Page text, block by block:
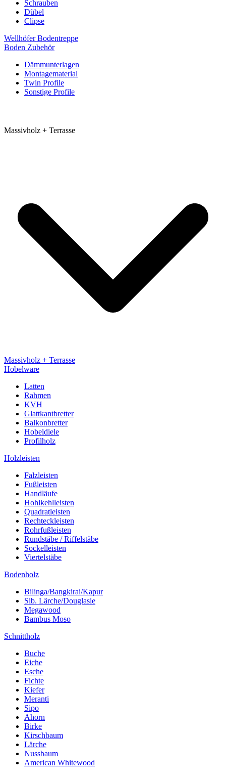
Schrauben
Dübel
Clipse
Wellhöfer Bodentreppe
Boden Zubehör
Dämmunterlagen
Montagematerial
Twin Profile
Sonstige Profile
Massivholz + Terrasse
Massivholz + Terrasse
Hobelware
Latten
Rahmen
KVH
Glattkantbretter
Balkonbretter
Hobeldiele
Profilholz
Holzleisten
Falzleisten
Fußleisten
Handläufe
Hohlkehlleisten
Quadratleisten
Rechteckleisten
Rohrfußleisten
Rundstäbe / Riffelstäbe
Sockelleisten
Viertelstäbe
Bodenholz
Bilinga/Bangkirai/Kapur
Sib. Lärche/Douglasie
Megawood
Bambus Moso
Schnittholz
Buche
Eiche
Esche
Fichte
Kiefer
Meranti
Sipo
Ahorn
Birke
Kirschbaum
Lärche
Nussbaum
American Whitewood